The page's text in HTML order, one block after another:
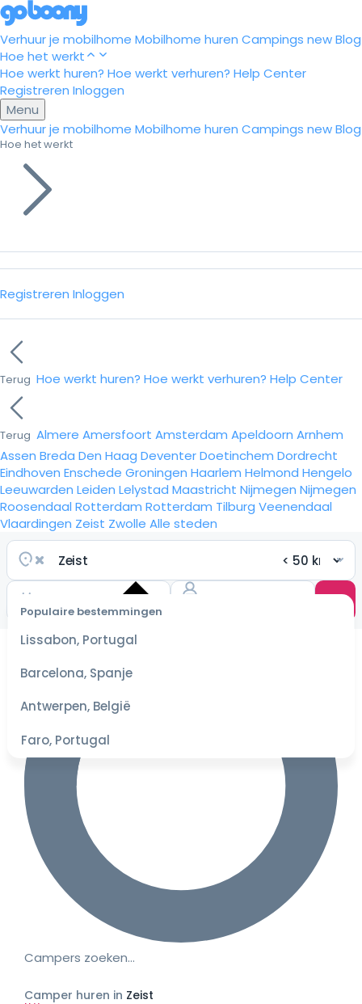
Verhuur je mobilhome Mobilhome huren Campings newBlog
Hoe het werkt
Hoe werkt huren? Hoe werkt verhuren? Help Center
Registreren Inloggen
Menu
Verhuur je mobilhome Mobilhome huren Campings newBlog
Hoe het werkt
Registreren Inloggen
Terug Hoe werkt huren? Hoe werkt verhuren? Help Center
Terug Almere Amersfoort Amsterdam Apeldoorn Arnhem
Assen Breda Den Haag DeventerDoetinchem Dordrecht
Eindhoven Enschede Groningen Haarlem Helmond Hengelo
Leeuwarden Leiden Lelystad Maastricht Nijmegen Nijmegen
Roosendaal Rotterdam Rotterdam Tilburg Veenendaal
Vlaardingen Zeist Zwolle Alle steden
Populaire bestemmingen
Lissabon, Portugal
Barcelona, Spanje
Antwerpen, België
Faro, Portugal
datum
scherpste
Campers zoeken…
Camper huren in Zeist